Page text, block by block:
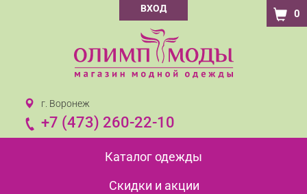
ВХОД 0
г. Воронеж
+7 (473) 260-22-10
Каталог одежды
Скидки и акции